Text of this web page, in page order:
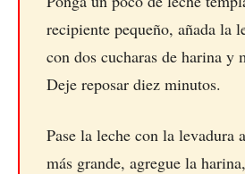
recipiente pequeño, añada la
con dos cucharas de harina y
Deje reposar diez minutos.
Pase la leche con la levadura
más grande, agregue la